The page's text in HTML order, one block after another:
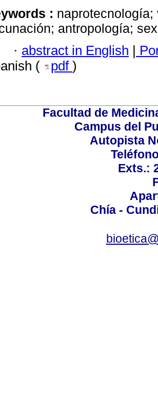
:
antropología;
· abstract in English |
(
pdf )
Facultad de
Campus del
Autopista
Exts.:
Chía -